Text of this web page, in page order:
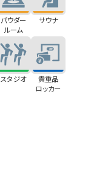
パウダー
ルーム
サウナ
スタジオ
貴重品
ロッカー